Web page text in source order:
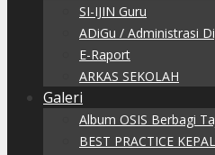
SI-IJIN Guru
ADiGu / Administrasi
E-Raport
ARKAS SEKOLAH
Galeri
Album OSIS Berbagi
BEST PRACTICE